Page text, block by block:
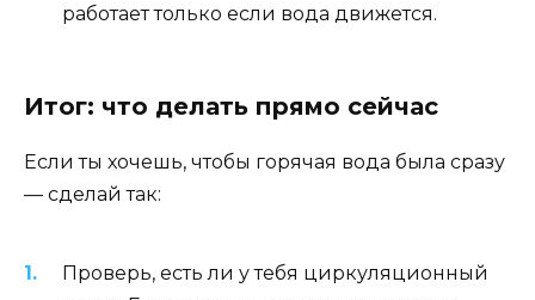
работает только если вода движется.
Итог: что делать прямо сейчас
Если ты хочешь, чтобы горячая вода была сразу
— сделай так:
Проверь, есть ли у тебя циркуляционный